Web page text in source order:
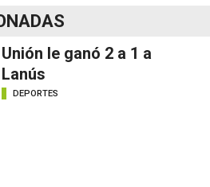
Unión le ganó 2 a 1 a
Lanús
DEPORTES